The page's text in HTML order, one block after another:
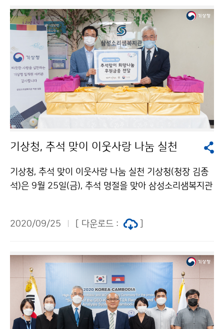
한 기상예보서비스의 중요성을 인식하고, 현재 진행 중인
세계기상기구 조직개편 후속 작업과 2021년 예정인 세
계기상기구 특별총회 준비사항을 중점적으로 다룹니다.
기상청, 추석 맞이 이웃사랑 나눔 실천
기상청, 추석 맞이 이웃사랑 나눔 실천 기상청(청장 김종
석)은 9월 25일(금), 추석 명절을 맞아 삼성소리샘복지관
통시장에서 구입하고, 상인분들의 노고를 격려하였습니
2020/09/25 [ 다운로드 :